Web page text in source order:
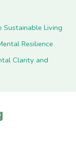
Sustainable Living
Resilience
Clarity and